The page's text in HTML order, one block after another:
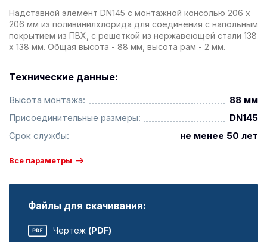
Надставной элемент DN145 с монтажной консолью 206 х
206 мм из поливинилхлорида для соединения с напольным
покрытием из ПВХ, с решеткой из нержавеющей стали 138
х 138 мм. Общая высота - 88 мм, высота рам - 2 мм.
Технические данные:
Высота монтажа:
88 мм
Присоединительные размеры:
DN145
Срок службы:
не менее 50 лет
Все параметры
Файлы для скачивания:
Чертеж (PDF)